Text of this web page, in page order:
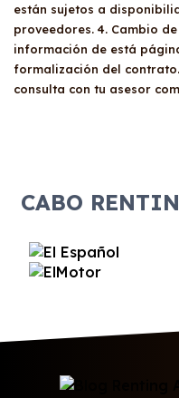
están sujetos a
proveedores. 4. Cambio
información de está
formalización del
consulta con tu asesor
CABO